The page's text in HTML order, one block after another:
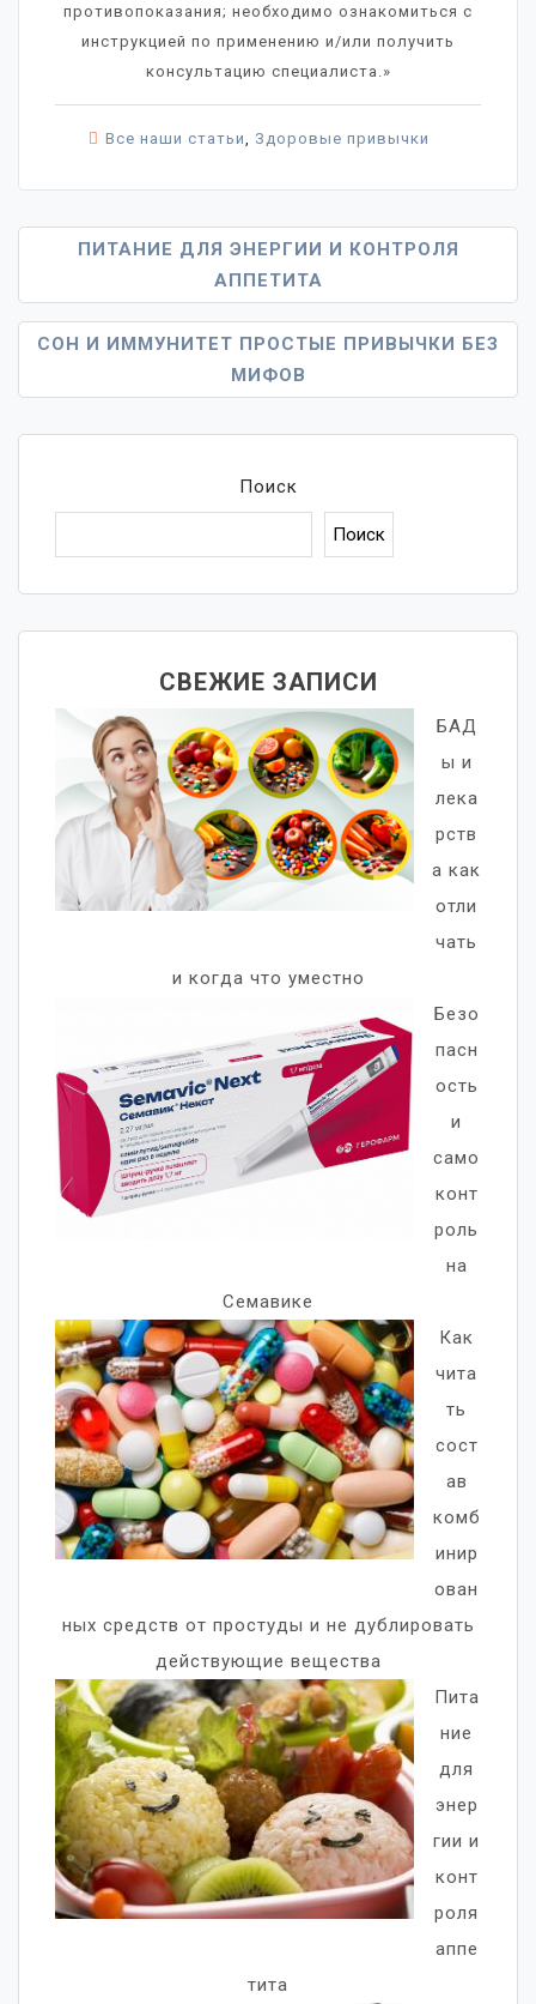
противопоказания; необходимо ознакомиться с
инструкцией по применению и/или получить
консультацию специалиста.»
Все наши статьи Здоровые привычки
Навигация
По
Записям
ПИТАНИЕ ДЛЯ ЭНЕРГИИ И КОНТРОЛЯ
АППЕТИТА
СОН И ИММУНИТЕТ ПРОСТЫЕ ПРИВЫЧКИ БЕЗ
МИФОВ
Поиск
Поиск
СВЕЖИЕ ЗАПИСИ
БАД
ы и
лека
рств
а как
отли
чать
и когда что уместно
Безо
пасн
ость
и
само
конт
роль
на
Семавике
Как
чита
ть
сост
ав
комб
инир
ован
ных средств от простуды и не дублировать
действующие вещества
Пита
ние
для
энер
гии и
конт
роля
аппе
тита